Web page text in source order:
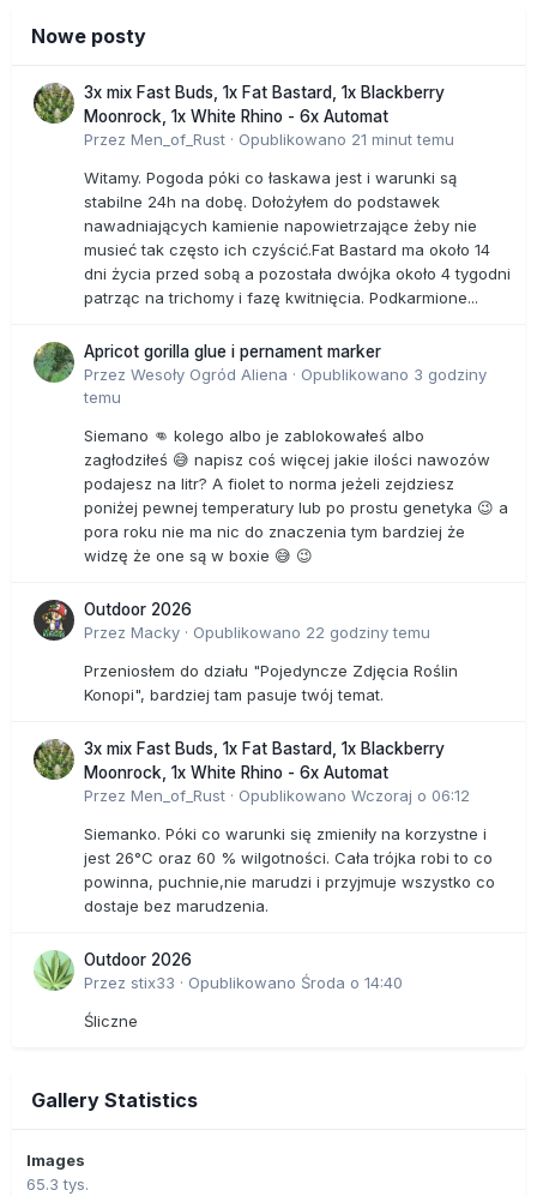
Nowe posty
3x mix Fast Buds, 1x Fat Bastard, 1x Blackberry
Moonrock, 1x White Rhino - 6x Automat
Przez Men_of_Rust · Opublikowano 21 minut temu
Witamy. Pogoda póki co łaskawa jest i warunki są
stabilne 24h na dobę. Dołożyłem do podstawek
nawadniających kamienie napowietrzające żeby nie
musieć tak często ich czyścić.Fat Bastard ma około 14
dni życia przed sobą a pozostała dwójka około 4 tygodni
patrząc na trichomy i fazę kwitnięcia. Podkarmione...
Apricot gorilla glue i pernament marker
Przez Wesoły Ogród Aliena · Opublikowano 3 godziny
temu
Siemano 👊 kolego albo je zablokowałeś albo
zagłodziłeś 😅 napisz coś więcej jakie ilości nawozów
podajesz na litr? A fiolet to norma jeżeli zejdziesz
poniżej pewnej temperatury lub po prostu genetyka 😉 a
pora roku nie ma nic do znaczenia tym bardziej że
widzę że one są w boxie 😅 😉
Outdoor 2026
Przez Macky · Opublikowano 22 godziny temu
Przeniosłem do działu "Pojedyncze Zdjęcia Roślin
Konopi", bardziej tam pasuje twój temat.
3x mix Fast Buds, 1x Fat Bastard, 1x Blackberry
Moonrock, 1x White Rhino - 6x Automat
Przez Men_of_Rust · Opublikowano Wczoraj o 06:12
Siemanko. Póki co warunki się zmieniły na korzystne i
jest 26°C oraz 60 % wilgotności. Cała trójka robi to co
powinna, puchnie,nie marudzi i przyjmuje wszystko co
dostaje bez marudzenia.
Outdoor 2026
Przez stix33 · Opublikowano Środa o 14:40
Śliczne
Gallery Statistics
Images
65.3 tys.